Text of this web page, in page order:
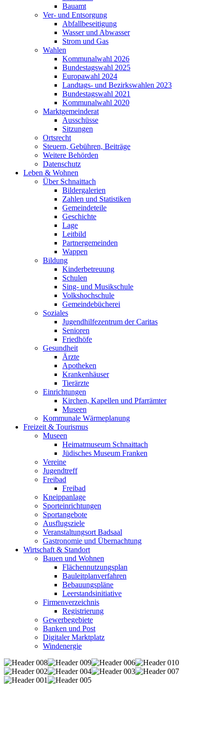
Bauamt
Ver- und Entsorgung
Abfallbeseitigung
Wasser und Abwasser
Strom und Gas
Wahlen
Kommunalwahl 2026
Bundestagswahl 2025
Europawahl 2024
Landtags- und Bezirkswahlen 2023
Bundestagswahl 2021
Kommunalwahl 2020
Marktgemeinderat
Ausschüsse
Sitzungen
Ortsrecht
Steuern, Gebühren, Beiträge
Weitere Behörden
Datenschutz
Leben & Wohnen
Über Schnaittach
Bildergalerien
Zahlen und Statistiken
Gemeindeteile
Geschichte
Lage
Leitbild
Partnergemeinden
Wappen
Bildung
Kinderbetreuung
Schulen
Sing- und Musikschule
Volkshochschule
Gemeindebücherei
Soziales
Jugendhilfezentrum der Caritas
Senioren
Friedhöfe
Gesundheit
Ärzte
Apotheken
Krankenhäuser
Tierärzte
Einrichtungen
Kirchen, Kapellen und Pfarrämter
Museen
Kommunale Wärmeplanung
Freizeit & Tourismus
Museen
Heimatmuseum Schnaittach
Jüdisches Museum Franken
Vereine
Jugendtreff
Freibad
Freibad
Kneippanlage
Sporteinrichtungen
Sportangebote
Ausflugsziele
Veranstaltungsort Badsaal
Gastronomie und Übernachtung
Wirtschaft & Standort
Bauen und Wohnen
Flächennutzungsplan
Bauleitplanverfahren
Bebauungspläne
Leerstandsinitiative
Firmenverzeichnis
Registrierung
Gewerbegebiete
Banken und Post
Digitaler Marktplatz
Windenergie